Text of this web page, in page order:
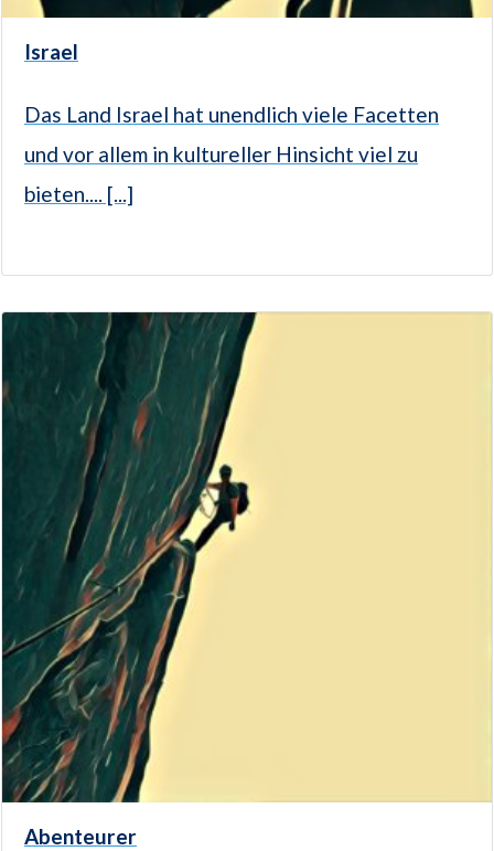
Israel
Das Land Israel hat unendlich viele Facetten
und vor allem in kultureller Hinsicht viel zu
bieten.... [...]
Abenteurer